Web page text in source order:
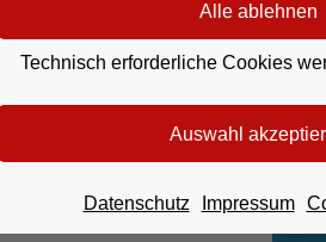
offenen Unternehmens" am
besichtigt werden.
Maler, Grafiker
Künstlers (Klicken für größere
Technisch erforderliche Cookies
Datenschutz Impressum